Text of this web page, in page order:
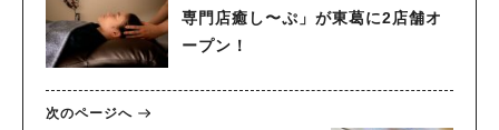
専門店癒し〜ぷ」が東葛に2店舗オ
ープン！
次のページへ